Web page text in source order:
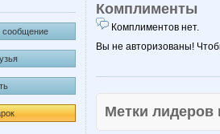
сообщение
Комплименты
Комплиментов нет.
Вы не авторизованы!
Метки лидеров